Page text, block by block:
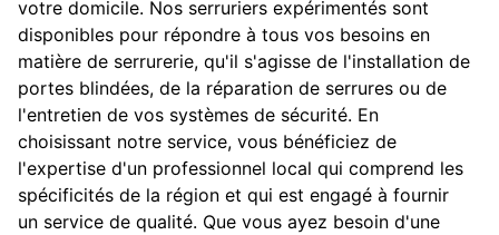
votre domicile. Nos serruriers expérimentés sont
disponibles pour répondre à tous vos besoins en
matière de serrurerie, qu'il s'agisse de l'installation de
portes blindées, de la réparation de serrures ou de
l'entretien de vos systèmes de sécurité. En
choisissant notre service, vous bénéficiez de
l'expertise d'un professionnel local qui comprend les
spécificités de la région et qui est engagé à fournir
un service de qualité. Que vous ayez besoin d'une